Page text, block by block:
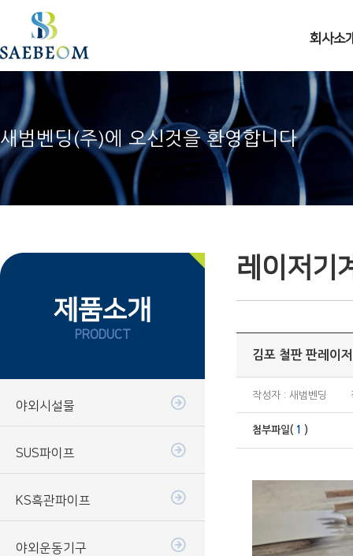
회사소
새범벤딩(주)에 오신것을 환영합니다
제품소개
PRODUCT
야외시설물
SUS파이프
KS흑관파이프
야외운동기구
레이저기
김포 철판 판레이
작성자 : 새범벤딩
첨부파일( 1 )